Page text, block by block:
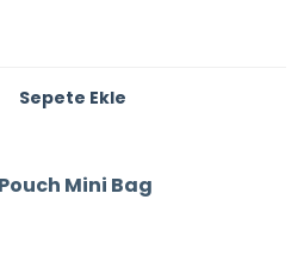
Sepete Ekle
Mini Bag